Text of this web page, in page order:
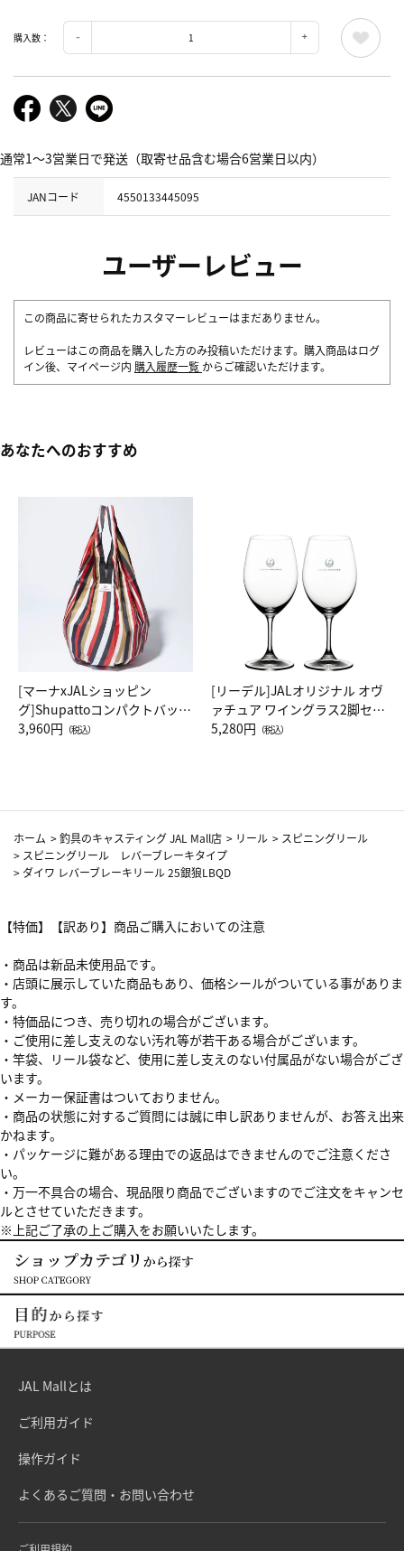
購入数：
通常1～3営業日で発送（取寄せ品含む場合6営業日以内）
JANコード 4550133445095
ユーザーレビュー
この商品に寄せられたカスタマーレビューはまだありません。
レビューはこの商品を購入した方のみ投稿いただけます。購入商品はログ
イン後、マイページ内 購入履歴一覧 からご確認いただけます。
あなたへのおすすめ
[マーナxJALショッピン
グ]Shupattoコンパクトバッグ
Drop JAL客室乗務員（LC）ス
3,960円 （税込）
[リーデル]JALオリジナル オヴ
ァチュア ワイングラス2脚セッ
ト（レッドワイン）
5,280円 （税込）
ホーム >釣具のキャスティング JAL Mall店 > リール > スピニングリール
> スピニングリール レバーブレーキタイプ
> ダイワ レバーブレーキリール 25銀狼LBQD
【特価】【訳あり】商品ご購入においての注意
・商品は新品未使用品です。
・店頭に展示していた商品もあり、価格シールがついている事がありま
す。
・特価品につき、売り切れの場合がございます。
・ご使用に差し支えのない汚れ等が若干ある場合がございます。
・竿袋、リール袋など、使用に差し支えのない付属品がない場合がござ
います。
・メーカー保証書はついておりません。
・商品の状態に対するご質問には誠に申し訳ありませんが、お答え出来
かねます。
・パッケージに難がある理由での返品はできませんのでご注意くださ
い。
・万一不具合の場合、現品限り商品でございますのでご注文をキャンセ
ルとさせていただきます。
※上記ご了承の上ご購入をお願いいたします。
JAL Mallとは
ご利用ガイド
操作ガイド
よくあるご質問・お問い合わせ